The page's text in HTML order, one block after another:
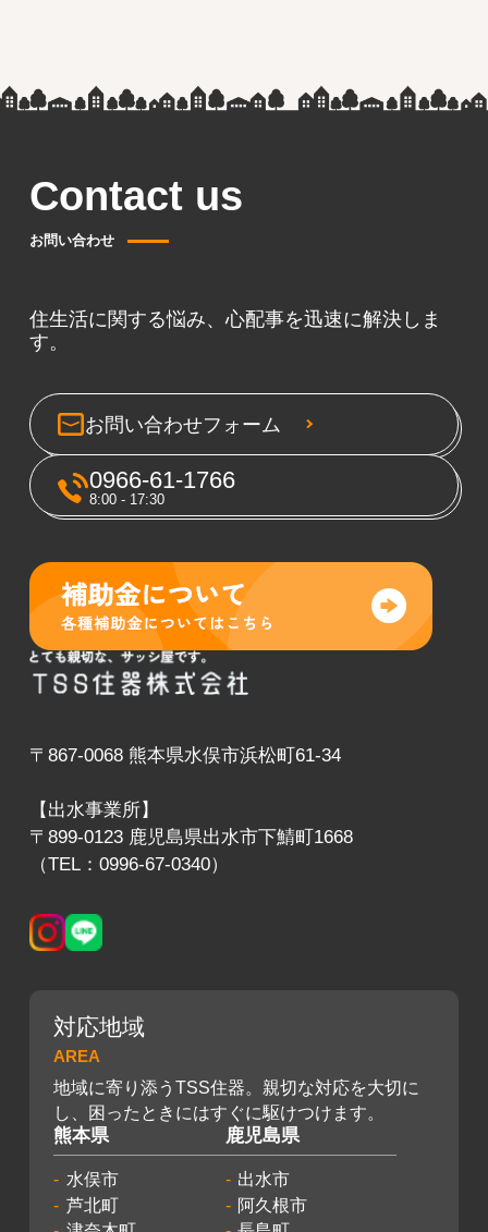
Contact us
お問い合わせ
住生活に関する悩み、心配事を迅速に解決しま
す。
お問い合わせフォーム
0966-61-1766
8:00 - 17:30
〒867-0068 熊本県水俣市浜松町61-34
【出水事業所】
〒899-0123 鹿児島県出水市下鯖町1668
（TEL：0996-67-0340）
対応地域
AREA
地域に寄り添うTSS住器。親切な対応を大切に
し、困ったときにはすぐに駆けつけます。
熊本県
水俣市
芦北町
鹿児島県
出水市
阿久根市